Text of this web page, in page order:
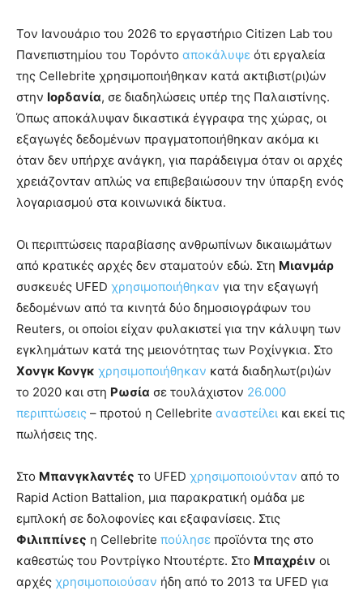
Τον Ιανουάριο του 2026 το εργαστήριο Citizen Lab του
Πανεπιστημίου του Τορόντο αποκάλυψε ότι εργαλεία
της Cellebrite χρησιμοποιήθηκαν κατά ακτιβιστ(ρι)ών
στην Ιορδανία, σε διαδηλώσεις υπέρ της Παλαιστίνης.
Όπως αποκάλυψαν δικαστικά έγγραφα της χώρας, οι
εξαγωγές δεδομένων πραγματοποιήθηκαν ακόμα κι
όταν δεν υπήρχε ανάγκη, για παράδειγμα όταν οι αρχές
χρειάζονταν απλώς να επιβεβαιώσουν την ύπαρξη ενός
λογαριασμού στα κοινωνικά δίκτυα.
Οι περιπτώσεις παραβίασης ανθρωπίνων δικαιωμάτων
από κρατικές αρχές δεν σταματούν εδώ. Στη Μιανμάρ
συσκευές UFED χρησιμοποιήθηκαν για την εξαγωγή
δεδομένων από τα κινητά δύο δημοσιογράφων του
Reuters, οι οποίοι είχαν φυλακιστεί για την κάλυψη των
εγκλημάτων κατά της μειονότητας των Ροχίνγκια. Στο
Χονγκ Κονγκ χρησιμοποιήθηκαν κατά διαδηλωτ(ρι)ών
το 2020 και στη Ρωσία σε τουλάχιστον 26.000
περιπτώσεις – προτού η Cellebrite αναστείλει και εκεί τις
πωλήσεις της.
Στο Μπανγκλαντές το UFED χρησιμοποιούνταν από το
Rapid Action Battalion, μια παρακρατική ομάδα με
εμπλοκή σε δολοφονίες και εξαφανίσεις. Στις
Φιλιππίνες η Cellebrite πούλησε προϊόντα της στο
καθεστώς του Ροντρίγκο Ντουτέρτε. Στο Μπαχρέιν οι
αρχές χρησιμοποιούσαν ήδη από το 2013 τα UFED για